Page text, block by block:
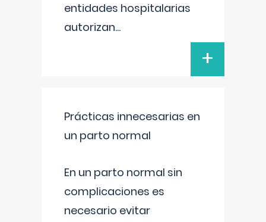
entidades hospitalarias
autorizan...
+
Prácticas innecesarias en
un parto normal
En un parto normal sin
complicaciones es
necesario evitar